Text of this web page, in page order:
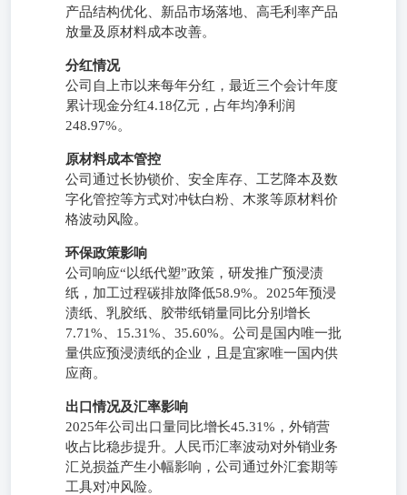
产品结构优化、新品市场落地、高毛利率产品
放量及原材料成本改善。
分红情况
公司自上市以来每年分红，最近三个会计年度
累计现金分红4.18亿元，占年均净利润
248.97%。
原材料成本管控
公司通过长协锁价、安全库存、工艺降本及数
字化管控等方式对冲钛白粉、木浆等原材料价
格波动风险。
环保政策影响
公司响应“以纸代塑”政策，研发推广预浸渍
纸，加工过程碳排放降低58.9%。2025年预浸
渍纸、乳胶纸、胶带纸销量同比分别增长
7.71%、15.31%、35.60%。公司是国内唯一批
量供应预浸渍纸的企业，且是宜家唯一国内供
应商。
出口情况及汇率影响
2025年公司出口量同比增长45.31%，外销营
收占比稳步提升。人民币汇率波动对外销业务
汇兑损益产生小幅影响，公司通过外汇套期等
工具对冲风险。